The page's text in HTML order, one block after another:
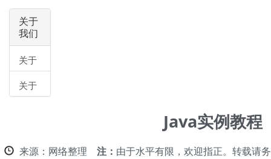
教程
关于
我们
关于
关于
Java实例教程
来源：网络整理 注： 由于水平有限，欢迎指正。转载请